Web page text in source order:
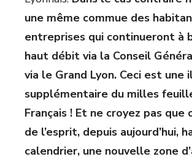
une même commue des
entreprises qui continueront à
haut débit via la Conseil
via le Grand Lyon. Ceci est
supplémentaire du milles
Français ! Et ne croyez pas que
de l’esprit, depuis aujourd’hui,
calendrier, une nouvelle zone